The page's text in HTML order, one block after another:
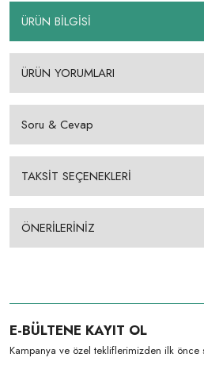
ÜRÜN BİLGİSİ
ÜRÜN YORUMLARI
Soru & Cevap
TAKSİT SEÇENEKLERİ
ÖNERİLERİNİZ
E-BÜLTENE KAYIT OL
Kampanya ve özel tekliflerimizden ilk önce